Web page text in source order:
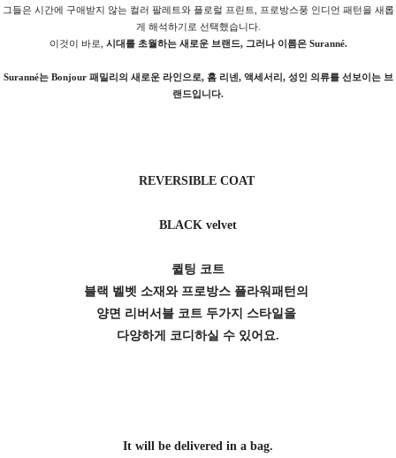
그들은 시간에 구애받지 않는 컬러 팔레트와 플로럴 프린트, 프로방스풍 인디언 패턴을 새롭
게 해석하기로 선택했습니다.
이것이 바로, 시대를 초월하는 새로운 브랜드, 그러나 이름은 Suranné.
Suranné는 Bonjour 패밀리의 새로운 라인으로, 홈 리넨, 액세서리, 성인 의류를 선보이는 브
랜드입니다.
REVERSIBLE COAT
BLACK velvet
퀼팅 코트
블랙 벨벳 소재와 프로방스 플라워패턴의
양면 리버서블 코트 두가지 스타일을
다양하게 코디하실 수 있어요.
It will be delivered in a bag.